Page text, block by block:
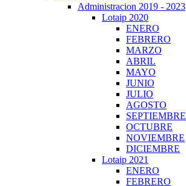
Administracion 2019 - 2023
Lotaip 2020
ENERO
FEBRERO
MARZO
ABRIL
MAYO
JUNIO
JULIO
AGOSTO
SEPTIEMBRE
OCTUBRE
NOVIEMBRE
DICIEMBRE
Lotaip 2021
ENERO
FEBRERO